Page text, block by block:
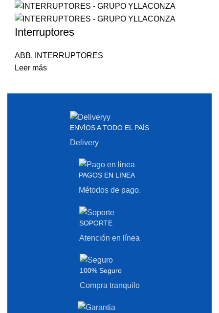
Interruptores
ABB,
INTERRUPTORES
Leer más
ENVÍOS A TODO EL PAÍS
Delivery
PAGOS EN LINEA
Métodos de pago.
SOPORTE
Atención en línea
100% Seguro
Compra tranquilo